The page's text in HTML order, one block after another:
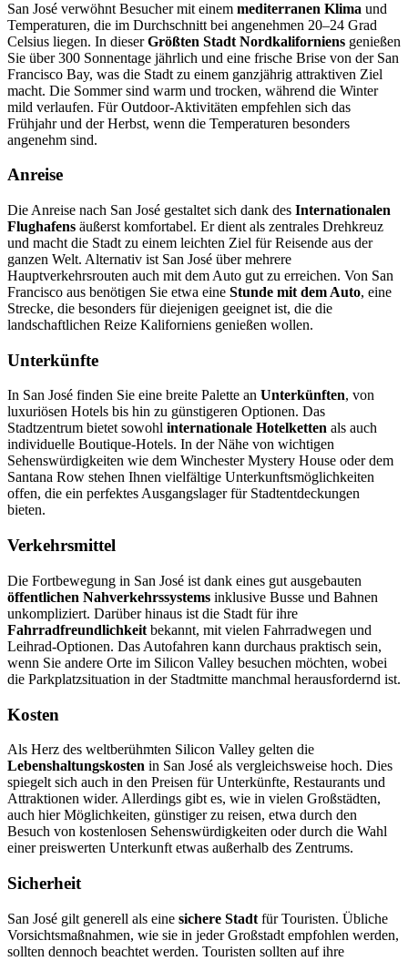
San José verwöhnt Besucher mit einem mediterranen Klima und
Temperaturen, die im Durchschnitt bei angenehmen 20–24 Grad
Celsius liegen. In dieserGrößten Stadt Nordkaliforniens genießen
Sie über 300 Sonnentage jährlich und eine frische Brise von der San
Francisco Bay, was die Stadt zu einem ganzjährig attraktiven Ziel
macht. Die Sommer sind warm und trocken, während die Winter
mild verlaufen. Für Outdoor-Aktivitäten empfehlen sich das
Frühjahr und der Herbst, wenn die Temperaturen besonders
angenehm sind.
Anreise
Die Anreise nach San José gestaltet sich dank des Internationalen
Flughafens äußerst komfortabel. Er dient als zentrales Drehkreuz
und macht die Stadt zu einem leichten Ziel für Reisende aus der
ganzen Welt. Alternativ ist San José über mehrere
Hauptverkehrsrouten auch mit dem Auto gut zu erreichen. Von San
Francisco aus benötigen Sie etwa eine Stunde mit dem Auto, eine
Strecke, die besonders für diejenigen geeignet ist, die die
landschaftlichen Reize Kaliforniens genießen wollen.
Unterkünfte
In San José finden Sie eine breite Palette an Unterkünften, von
luxuriösen Hotels bis hin zu günstigeren Optionen. Das
Stadtzentrum bietet sowohl internationale Hotelketten als auch
individuelle Boutique-Hotels. In der Nähe von wichtigen
Sehenswürdigkeiten wie dem Winchester Mystery House oder dem
Santana Row stehen Ihnen vielfältige Unterkunftsmöglichkeiten
offen, die ein perfektes Ausgangslager für Stadtentdeckungen
bieten.
Verkehrsmittel
Die Fortbewegung in San José ist dank eines gut ausgebauten
öffentlichen Nahverkehrssystems inklusive Busse und Bahnen
unkompliziert. Darüber hinaus ist die Stadt für ihre
Fahrradfreundlichkeit bekannt, mit vielen Fahrradwegen und
Leihrad-Optionen. Das Autofahren kann durchaus praktisch sein,
wenn Sie andere Orte im Silicon Valley besuchen möchten, wobei
die Parkplatzsituation in der Stadtmitte manchmal herausfordernd ist.
Kosten
Als Herz des weltberühmten Silicon Valley gelten die
Lebenshaltungskosten in San José als vergleichsweise hoch. Dies
spiegelt sich auch in den Preisen für Unterkünfte, Restaurants und
Attraktionen wider. Allerdings gibt es, wie in vielen Großstädten,
auch hier Möglichkeiten, günstiger zu reisen, etwa durch den
Besuch von kostenlosen Sehenswürdigkeiten oder durch die Wahl
einer preiswerten Unterkunft etwas außerhalb des Zentrums.
Sicherheit
San José gilt generell als eine sichere Stadt für Touristen. Übliche
Vorsichtsmaßnahmen, wie sie in jeder Großstadt empfohlen werden,
sollten dennoch beachtet werden. Touristen sollten auf ihre